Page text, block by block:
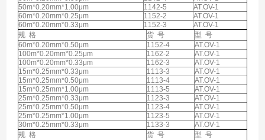
50m*0.20mm*1.00μm
1142-5
AT.OV-1
60m*0.20mm*0.25μm
1152-2
AT.OV-1
60m*0.20mm*0.33μm
1152-3
AT.OV-1
规 格
货 号
型 号
60m*0.20mm*0.50μm
1152-4
AT.OV-1
100m*0.20mm*0.25μm
1162-2
AT.OV-1
100m*0.20mm*0.33μm
1162-3
AT.OV-1
15m*0.25mm*0.33μm
1113-3
AT.OV-1
15m*0.25mm*0.50μm
1113-4
AT.OV-1
15m*0.25mm*1.00μm
1113-5
AT.OV-1
25m*0.25mm*0.33μm
1123-3
AT.OV-1
25m*0.25mm*0.50μm
1123-4
AT.OV-1
25m*0.25mm*1.00μm
1123-5
AT.OV-1
30m*0.25mm*0.33μm
1133-3
AT.OV-1
规 格
货 号
型 号